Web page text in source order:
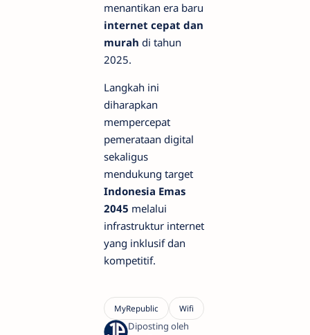
menantikan era baru
internet cepat dan
murah di tahun
2025.
Langkah ini
diharapkan
mempercepat
pemerataan digital
sekaligus
mendukung target
Indonesia Emas
2045 melalui
infrastruktur internet
yang inklusif dan
kompetitif.